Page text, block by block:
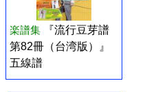
楽譜集
『流行豆芽譜
第82冊（台湾版）』
五線譜